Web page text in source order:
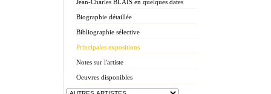
Jean-Charles BLAIS en quelques dates
Biographie détaillée
Bibliographie sélective
Principales expositions
Notes sur l'artiste
Oeuvres disponibles